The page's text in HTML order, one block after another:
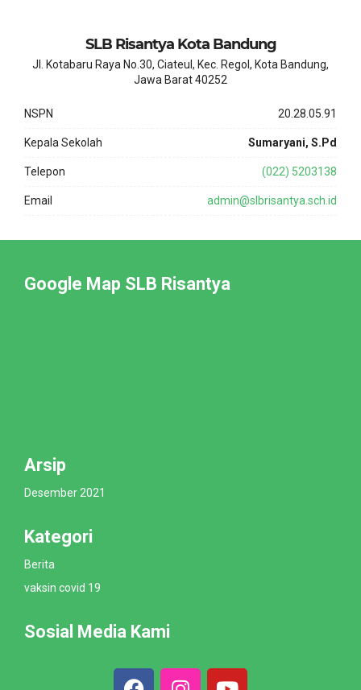
SLB Risantya Kota Bandung
Jl. Kotabaru Raya No.30, Ciateul, Kec. Regol, Kota Bandung,
Jawa Barat 40252
NSPN 20.28.05.91
Kepala Sekolah Sumaryani, S.Pd
Telepon (022) 5203138
Email admin@slbrisantya.sch.id
Google Map SLB Risantya
Arsip
Desember 2021
Kategori
Berita
vaksin covid 19
Sosial Media Kami